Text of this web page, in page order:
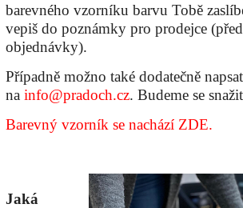
barevného vzorníku barvu Tobě
vepiš do poznámky pro prodejce
objednávky).
Případně možno také dodatečně napsat
na info@pradoch.cz. Budeme se
Barevný vzorník se nachází ZDE.
Jaká